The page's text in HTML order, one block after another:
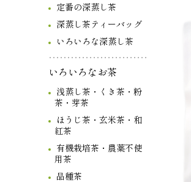
定番の深蒸し茶
深蒸し茶ティーバッグ
いろいろな深蒸し茶
いろいろなお茶
浅蒸し茶・くき茶・粉
茶・芽茶
ほうじ茶・玄米茶・和
紅茶
有機栽培茶・農薬不使
用茶
品種茶